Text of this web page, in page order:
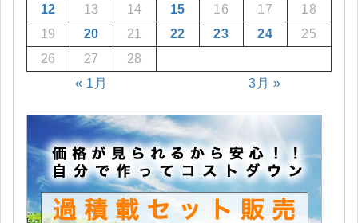
« 1月 3月 »
12
13 14 15 16 17
18
19
20 21 22 23 24
25
26
27 28